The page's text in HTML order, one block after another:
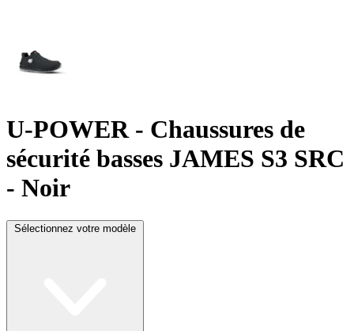
U-POWER - Chaussures de
sécurité basses JAMES S3 SRC
- Noir
Sélectionnez votre modèle